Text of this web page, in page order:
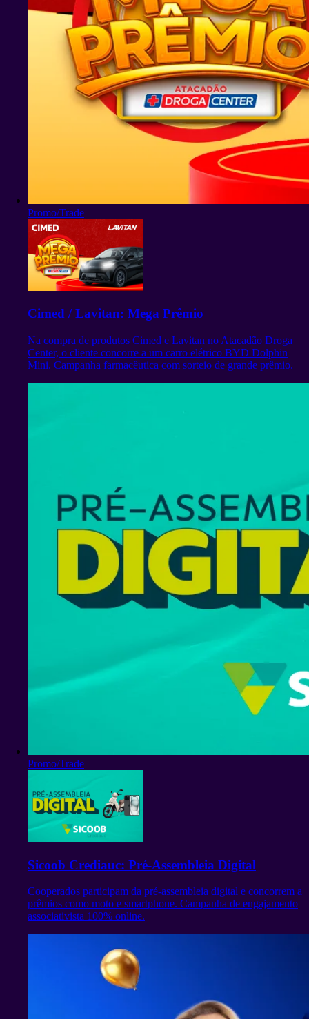
Promo/Trade
Cimed / Lavitan: Mega Prêmio
Na compra de produtos Cimed e Lavitan no Atacadão Droga
Center, o cliente concorre a um carro elétrico BYD Dolphin
Mini. Campanha farmacêutica com sorteio de grande prêmio.
Promo/Trade
Sicoob Crediauc: Pré-Assembleia Digital
Cooperados participam da pré-assembleia digital e concorrem a
prêmios como moto e smartphone. Campanha de engajamento
associativista 100% online.